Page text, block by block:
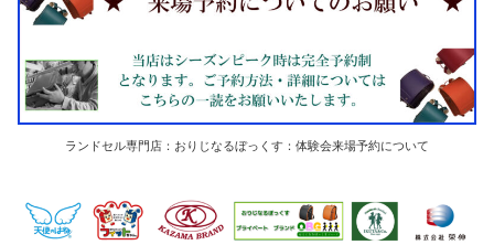
ランドセル専門店：おりじなるぼっくす：体験会来場予約について